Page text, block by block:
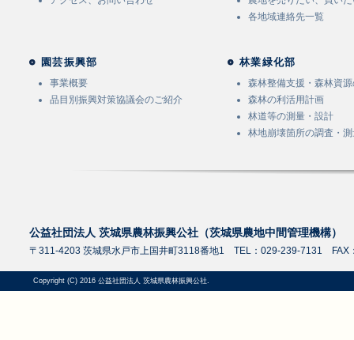
園芸振興部
事業概要
品目別振興対策協議会のご紹介
各地域連絡先一覧
林業緑化部
森林整備支援・森林資
森林の利活用計画
林道等の測量・設計
林地崩壊箇所の調査・
公益社団法人 茨城県農林振興公社（茨城県農地中間管理機構）
〒311-4203 茨城県水戸市上国井町3118番地1 TEL：029-239-7131 FAX
Copyright (C) 2016 公益社団法人 茨城県農林振興公社.